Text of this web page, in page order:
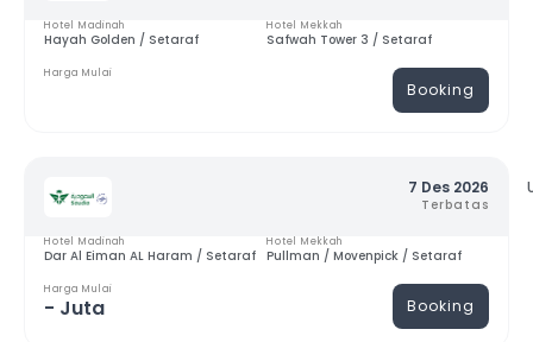
Hotel Madinah
Hayah Golden / Setaraf
Hotel Mekkah
Safwah Tower 3 / Setaraf
Harga Mulai
Booking
7 Des 2026
Terbatas
Hotel Madinah
Dar Al Eiman AL Haram / Setaraf
Hotel Mekkah
Pullman / Movenpick / Setaraf
Harga Mulai
- Juta Booking